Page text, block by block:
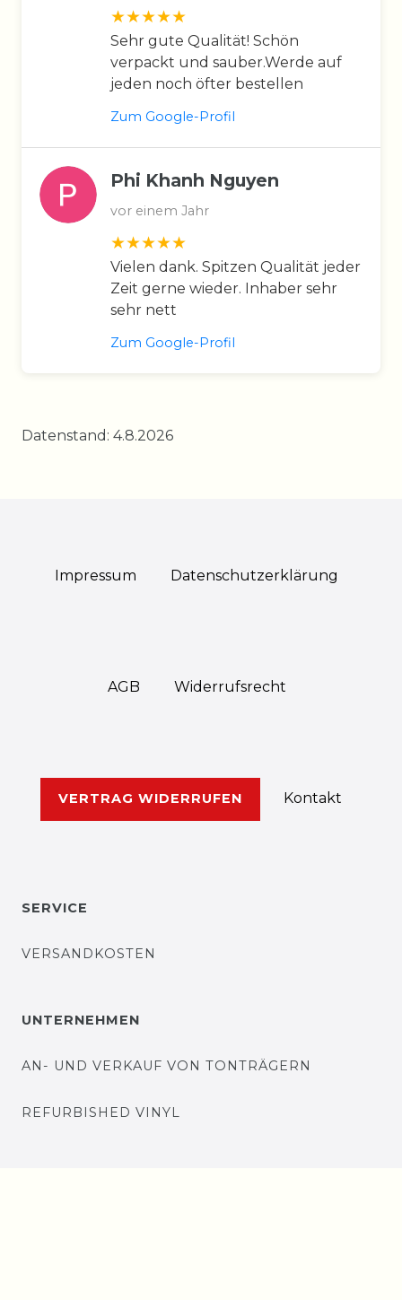
Sehr gute Qualität! Schön
verpackt und sauber.Werde auf
jeden noch öfter bestellen
Zum Google-Profil
Phi Khanh Nguyen
vor einem Jahr
Vielen dank. Spitzen Qualität jeder
Zeit gerne wieder. Inhaber sehr
sehr nett
Zum Google-Profil
Datenstand: 4.8.2026
Impressum Daten­schutz­erklärung
AGB Widerrufs­recht
VERTRAG WIDERRUFEN Kontakt
SERVICE
VERSANDKOSTEN
UNTERNEHMEN
AN- UND VERKAUF VON TONTRÄGERN
REFURBISHED VINYL